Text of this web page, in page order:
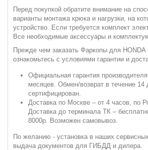
Перед покупкой обратите внимание на
варианты монтажа крюка и нагрузки, на
устройство. Если требуется комплект
Все необходимые аксессуары и
Прежде чем заказать Фаркопы для HONDA
ознакомьтесь с условиями гарантии и
Официальная гарантия
месяцев. Обмен/возврат в течение 14
сертифицирован.
Доставка по Москве – от 4 часов, по
Доставка до терминала ТК –
8000р. Возможен самовывоз.
По желанию - установка в наших
выдача документов для ГИБДД и дилера.